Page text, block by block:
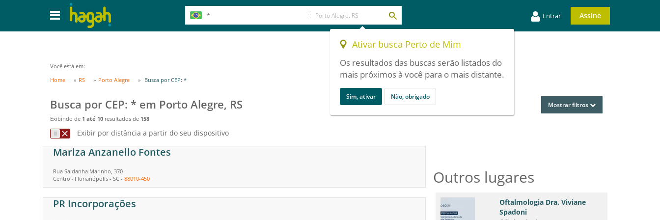
Entrar Assine
Ativar busca Perto de Mim
Os resultados das buscas serão listados do
mais próximos à você para o mais distante.
Sim, ativar Não, obrigado
Você está em:
Home
RS Porto Alegre Busca por CEP: *
Busca por CEP: * em Porto Alegre, RS
Exibindo de 1 até 10 resultados de 158
Mostrar filtros
Exibir por distância a partir do seu dispositivo
Mariza Anzanello Fontes
Rua Saldanha Marinho, 370
Centro - Florianópolis - SC - 88010-450
PR Incorporações
Outros lugares
Oftalmologia Dra. Viviane
Spadoni